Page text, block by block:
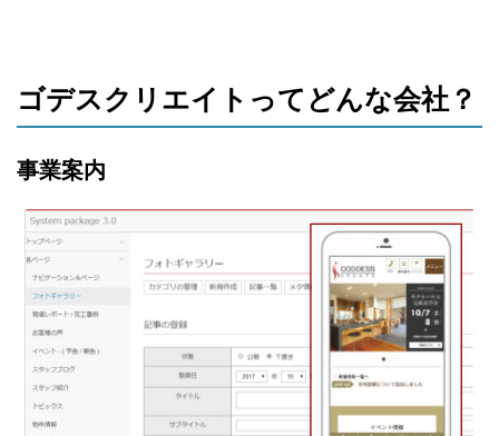
ゴデスクリエイトってどんな会社？
事業案内